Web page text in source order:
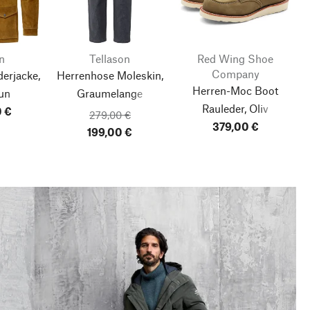
€
Tellason
Herrenhose Moleskin,
Graumelange
279,00 €
199,00 €
Red Wing Shoe
Company
Herren-Moc Boot
Rauleder, Oliv
379,00 €